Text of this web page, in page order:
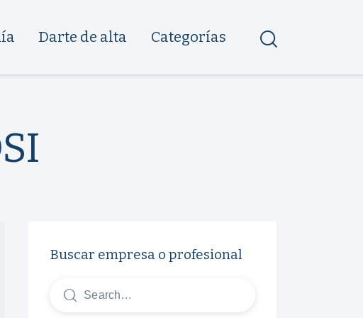
Darte de alta Categorías
Buscar empresa o profesional